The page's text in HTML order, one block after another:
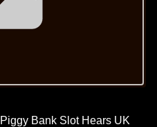
Bank Slot Hears UK